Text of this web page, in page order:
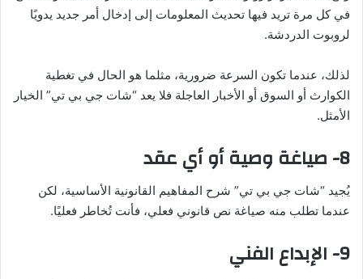
في كل مرة تريد فيها تحديث المعلومات إلى إدخال أمر جديد يدويًا
لروبوت الدردشة.
لذلك، عندما تكون السرعة ضرورية، مثلما هو الحال في تغطية
الكوارث أو السوق أو الأخبار العاجلة فلا يعد “شات جي بي تي” الخيار
الأمثل.
8- صياغة وصية أو أي عقد
يُجيد “شات جي بي تي” شرح المفاهيم القانونية الأساسية، لكن
عندما تطلب منه صياغة نص قانوني فعلي، فأنت تُخاطر فعليًا.
9- الإبداع الفني